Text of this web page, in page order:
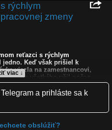
rýchlym
zmeny
viac ↓
reťazci s rýchlym
jedno. Keď však prišiel k
viazla na zamestnancovi,
Podľa všetkého užil počas
opioidné narkotikum. Fentanyl
morfín. a prihláste sa k
obslúžiť?